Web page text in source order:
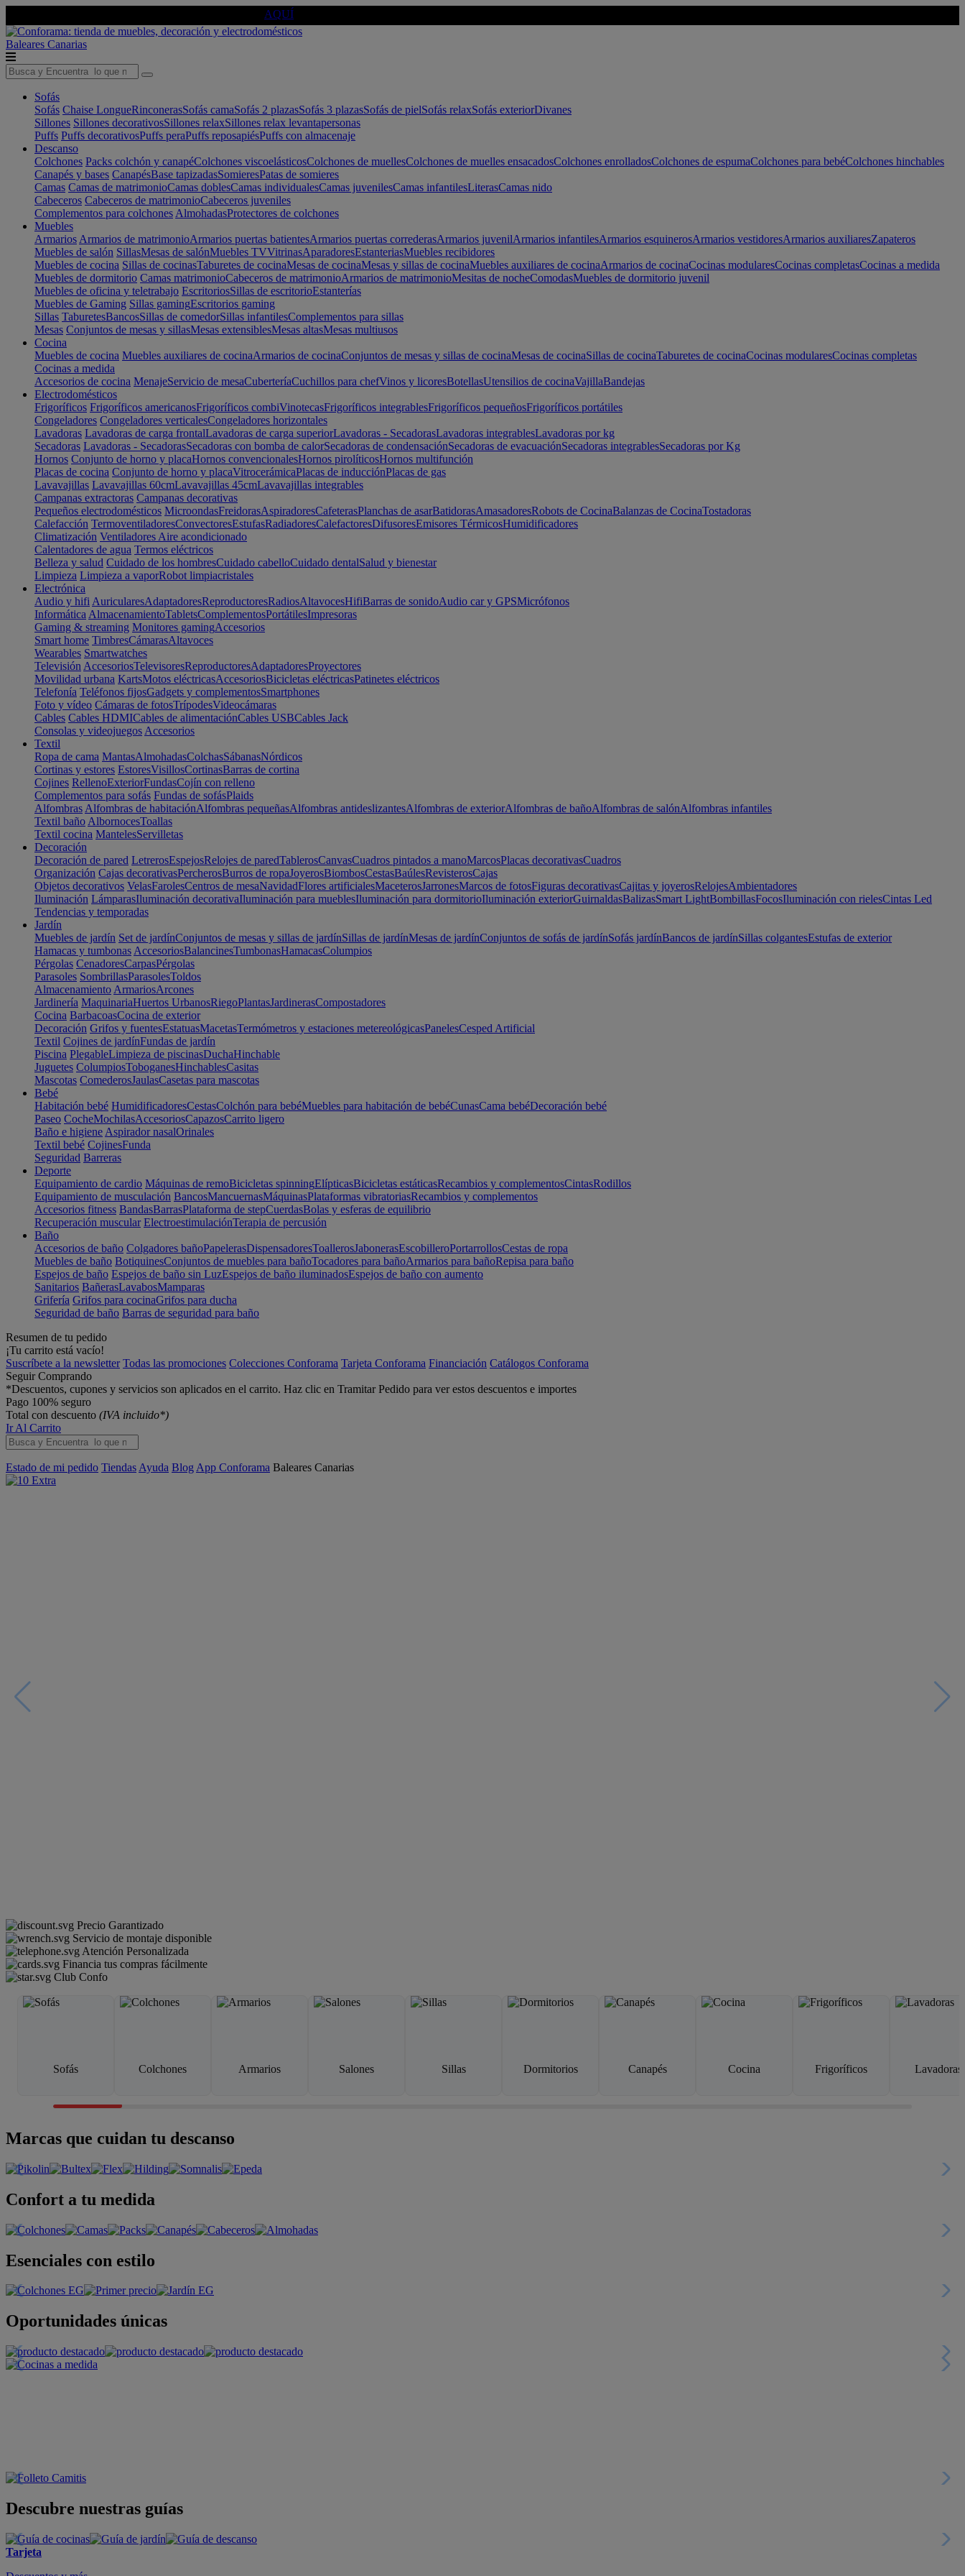
AQUÍ
Baleares Canarias
Sofás
Sofás Chaise LongueRinconerasSofás camaSofás 2 plazasSofás 3 plazasSofás de pielSofás relaxSofás exteriorDivanes
Sillones Sillones decorativosSillones relaxSillones relax levantapersonas
Puffs Puffs decorativosPuffs peraPuffs reposapiésPuffs con almacenaje
Descanso
Colchones Packs colchón y canapéColchones viscoelásticosColchones de muellesColchones de muelles ensacadosColchones enrolladosColchones de espumaColchones para bebéColchones hinchables
Canapés y bases CanapésBase tapizadasSomieresPatas de somieres
Camas Camas de matrimonioCamas doblesCamas individualesCamas juvenilesCamas infantilesLiterasCamas nido
Cabeceros Cabeceros de matrimonioCabeceros juveniles
Complementos para colchones AlmohadasProtectores de colchones
Muebles
Armarios Armarios de matrimonioArmarios puertas batientesArmarios puertas correderasArmarios juvenilArmarios infantilesArmarios esquinerosArmarios vestidoresArmarios auxiliaresZapateros
Muebles de salón SillasMesas de salónMuebles TVVitrinasAparadoresEstanteriasMuebles recibidores
Muebles de cocina Sillas de cocinasTaburetes de cocinaMesas de cocinaMesas y sillas de cocinaMuebles auxiliares de cocinaArmarios de cocinaCocinas modularesCocinas completasCocinas a medida
Muebles de dormitorio Camas matrimonioCabeceros de matrimonioArmarios de matrimonioMesitas de nocheComodasMuebles de dormitorio juvenil
Muebles de oficina y teletrabajo EscritoriosSillas de escritorioEstanterías
Muebles de Gaming Sillas gamingEscritorios gaming
Sillas TaburetesBancosSillas de comedorSillas infantilesComplementos para sillas
Mesas Conjuntos de mesas y sillasMesas extensiblesMesas altasMesas multiusos
Cocina
Muebles de cocina Muebles auxiliares de cocinaArmarios de cocinaConjuntos de mesas y sillas de cocinaMesas de cocinaSillas de cocinaTaburetes de cocinaCocinas modularesCocinas completas
Cocinas a medida
Accesorios de cocina MenajeServicio de mesaCuberteríaCuchillos para chefVinos y licoresBotellasUtensilios de cocinaVajillaBandejas
Electrodomésticos
Frigoríficos Frigoríficos americanosFrigoríficos combiVinotecasFrigoríficos integrablesFrigoríficos pequeñosFrigoríficos portátiles
Congeladores Congeladores verticalesCongeladores horizontales
Lavadoras Lavadoras de carga frontalLavadoras de carga superiorLavadoras - SecadorasLavadoras integrablesLavadoras por kg
Secadoras Lavadoras - SecadorasSecadoras con bomba de calorSecadoras de condensaciónSecadoras de evacuaciónSecadoras integrablesSecadoras por Kg
Hornos Conjunto de horno y placaHornos convencionalesHornos pirolíticosHornos multifunción
Placas de cocina Conjunto de horno y placaVitrocerámicaPlacas de inducciónPlacas de gas
Lavavajillas Lavavajillas 60cmLavavajillas 45cmLavavajillas integrables
Campanas extractoras Campanas decorativas
Pequeños electrodomésticos MicroondasFreidorasAspiradoresCafeterasPlanchas de asarBatidorasAmasadoresRobots de CocinaBalanzas de CocinaTostadoras
Calefacción TermoventiladoresConvectoresEstufasRadiadoresCalefactoresDifusoresEmisores TérmicosHumidificadores
Climatización Ventiladores Aire acondicionado
Calentadores de agua Termos eléctricos
Belleza y salud Cuidado de los hombresCuidado cabelloCuidado dentalSalud y bienestar
Limpieza Limpieza a vaporRobot limpiacristales
Electrónica
Audio y hifi AuricularesAdaptadoresReproductoresRadiosAltavocesHifiBarras de sonidoAudio car y GPSMicrófonos
Informática AlmacenamientoTabletsComplementosPortátilesImpresoras
Gaming & streaming Monitores gamingAccesorios
Smart home TimbresCámarasAltavoces
Wearables Smartwatches
Televisión AccesoriosTelevisoresReproductoresAdaptadoresProyectores
Movilidad urbana KartsMotos eléctricasAccesoriosBicicletas eléctricasPatinetes eléctricos
Telefonía Teléfonos fijosGadgets y complementosSmartphones
Foto y vídeo Cámaras de fotosTrípodesVideocámaras
Cables Cables HDMICables de alimentaciónCables USBCables Jack
Consolas y videojuegos Accesorios
Textil
Ropa de cama MantasAlmohadasColchasSábanasNórdicos
Cortinas y estores EstoresVisillosCortinasBarras de cortina
Cojines RellenoExteriorFundasCojín con relleno
Complementos para sofás Fundas de sofásPlaids
Alfombras Alfombras de habitaciónAlfombras pequeñasAlfombras antideslizantesAlfombras de exteriorAlfombras de bañoAlfombras de salónAlfombras infantiles
Textil baño AlbornocesToallas
Textil cocina MantelesServilletas
Decoración
Decoración de pared LetrerosEspejosRelojes de paredTablerosCanvasCuadros pintados a manoMarcosPlacas decorativasCuadros
Organización Cajas decorativasPercherosBurros de ropaJoyerosBiombosCestasBaúlesRevisterosCajas
Objetos decorativos VelasFarolesCentros de mesaNavidadFlores artificialesMaceterosJarronesMarcos de fotosFiguras decorativasCajitas y joyerosRelojesAmbientadores
Iluminación LámparasIluminación decorativaIluminación para mueblesIluminación para dormitorioIluminación exteriorGuirnaldasBalizasSmart LightBombillasFocosIluminación con rielesCintas Led
Tendencias y temporadas
Jardín
Muebles de jardín Set de jardínConjuntos de mesas y sillas de jardínSillas de jardínMesas de jardínConjuntos de sofás de jardínSofás jardínBancos de jardínSillas colgantesEstufas de exterior
Hamacas y tumbonas AccesoriosBalancinesTumbonasHamacasColumpios
Pérgolas CenadoresCarpasPérgolas
Parasoles SombrillasParasolesToldos
Almacenamiento ArmariosArcones
Jardinería MaquinariaHuertos UrbanosRiegoPlantasJardinerasCompostadores
Cocina BarbacoasCocina de exterior
Decoración Grifos y fuentesEstatuasMacetasTermómetros y estaciones metereológicasPanelesCesped Artificial
Textil Cojines de jardínFundas de jardín
Piscina PlegableLimpieza de piscinasDuchaHinchable
Juguetes ColumpiosToboganesHinchablesCasitas
Mascotas ComederosJaulasCasetas para mascotas
Bebé
Habitación bebé HumidificadoresCestasColchón para bebéMuebles para habitación de bebéCunasCama bebéDecoración bebé
Paseo CocheMochilasAccesoriosCapazosCarrito ligero
Baño e higiene Aspirador nasalOrinales
Textil bebé CojinesFunda
Seguridad Barreras
Deporte
Equipamiento de cardio Máquinas de remoBicicletas spinningElípticasBicicletas estáticasRecambios y complementosCintasRodillos
Equipamiento de musculación BancosMancuernasMáquinasPlataformas vibratoriasRecambios y complementos
Accesorios fitness BandasBarrasPlataforma de stepCuerdasBolas y esferas de equilibrio
Recuperación muscular ElectroestimulaciónTerapia de percusión
Baño
Accesorios de baño Colgadores bañoPapelerasDispensadoresToallerosJabonerasEscobilleroPortarrollosCestas de ropa
Muebles de baño BotiquinesConjuntos de muebles para bañoTocadores para bañoArmarios para bañoRepisa para baño
Espejos de baño Espejos de baño sin LuzEspejos de baño iluminadosEspejos de baño con aumento
Sanitarios BañerasLavabosMamparas
Grifería Grifos para cocinaGrifos para ducha
Seguridad de baño Barras de seguridad para baño
Resumen de tu pedido
¡Tu carrito está vacío!
Suscríbete a la newsletter Todas las promociones Colecciones Conforama Tarjeta Conforama Financiación Catálogos Conforama
Seguir Comprando
*Descuentos, cupones y servicios son aplicados en el carrito. Haz clic en Tramitar Pedido para ver estos descuentos e importes
Pago 100% seguro
Total con descuento (IVA incluido*)
Ir Al Carrito
Estado de mi pedido Tiendas Ayuda Blog App Conforama Baleares Canarias
Precio Garantizado
Servicio de montaje disponible
Atención Personalizada
Financia tus compras fácilmente
Club Confo
Sofás Colchones Armarios Salones Sillas Dormitorios Canapés Cocina Frigoríficos Lavadoras
Marcas que cuidan tu descanso
Confort a tu medida
Esenciales con estilo
Oportunidades únicas
Descubre nuestras guías
Tarjeta